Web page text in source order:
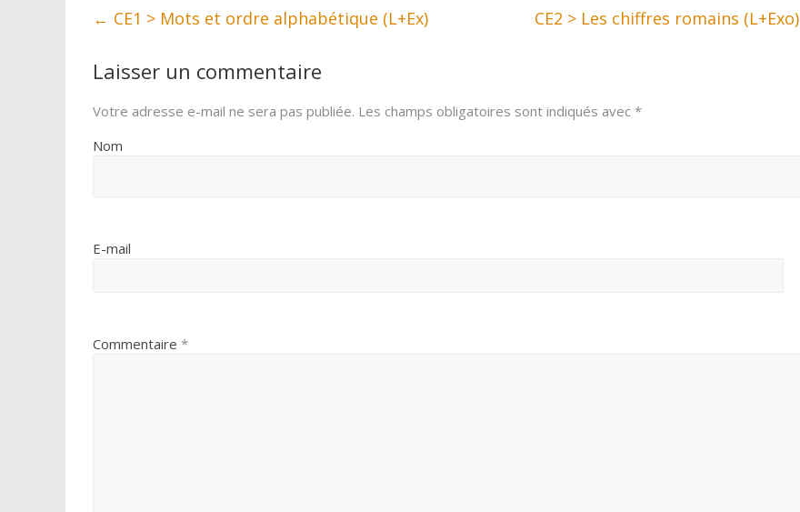
b
o
t
r
a
e
← CE1 > Mots et ordre alphabétique (L+Ex) CE2 > Les chiffres romains (L+Exo)
Laisser un commentaire
Votre adresse e-mail ne sera pas publiée. Les champs obligatoires sont indiqués avec *
Nom
E-mail
Commentaire *